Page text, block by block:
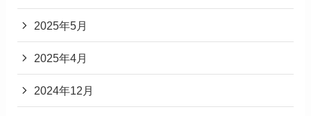
2025年5月
2025年4月
2024年12月